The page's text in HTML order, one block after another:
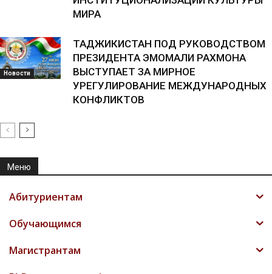
МИРА
Новости
ТАДЖИКИСТАН ПОД РУКОВОДСТВОМ
ПРЕЗИДЕНТА ЭМОМАЛИ РАХМОНА
ВЫСТУПАЕТ ЗА МИРНОЕ
УРЕГУЛИРОВАНИЕ МЕЖДУНАРОДНЫХ
КОНФЛИКТОВ
Меню
Абитуриентам
Обучающимся
Магистрантам